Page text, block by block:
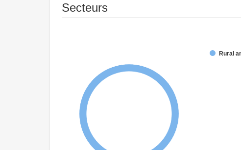
Secteurs
Rural